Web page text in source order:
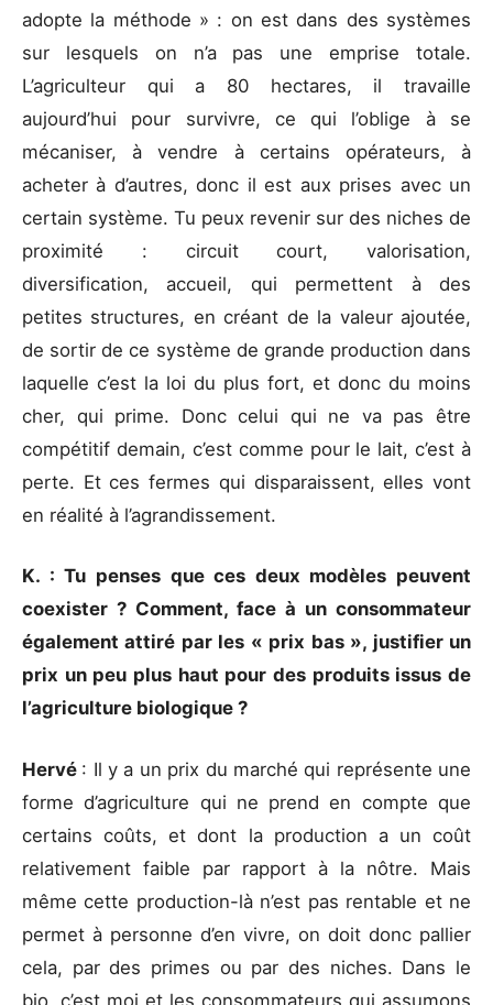
adopte la méthode » : on est dans des systèmes
sur lesquels on n’a pas une emprise totale.
L’agriculteur qui a 80 hectares, il travaille
aujourd’hui pour survivre, ce qui l’oblige à se
mécaniser, à vendre à certains opérateurs, à
acheter à d’autres, donc il est aux prises avec un
certain système. Tu peux revenir sur des niches de
proximité : circuit court, valorisation,
diversification, accueil, qui permettent à des
petites structures, en créant de la valeur ajoutée,
de sortir de ce système de grande production dans
laquelle c’est la loi du plus fort, et donc du moins
cher, qui prime. Donc celui qui ne va pas être
compétitif demain, c’est comme pour le lait, c’est à
perte. Et ces fermes qui disparaissent, elles vont
en réalité à l’agrandissement.
K. : Tu penses que ces deux modèles peuvent
coexister ? Comment, face à un consommateur
également attiré par les « prix bas », justifier un
prix un peu plus haut pour des produits issus de
l’agriculture biologique ?
Hervé : Il y a un prix du marché qui représente une
forme d’agriculture qui ne prend en compte que
certains coûts, et dont la production a un coût
relativement faible par rapport à la nôtre. Mais
même cette production-là n’est pas rentable et ne
permet à personne d’en vivre, on doit donc pallier
cela, par des primes ou par des niches. Dans le
bio, c’est moi et les consommateurs qui assumons